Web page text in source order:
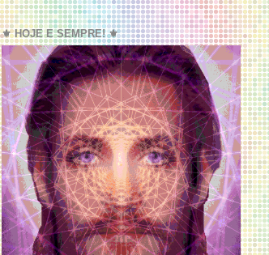
⚜️ HOJE E SEMPRE! ⚜️